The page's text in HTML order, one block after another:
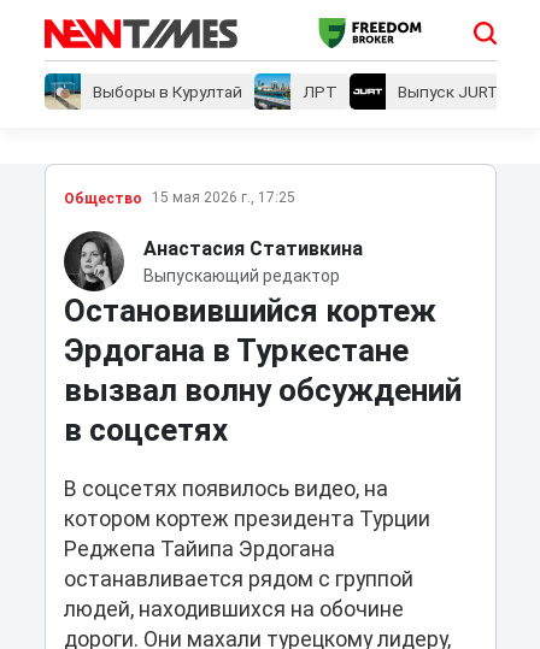
Выборы в Курултай ЛРТ Выпуск JURT
Общество 15 мая 2026 г., 17:25
Анастасия Стативкина
Выпускающий редактор
Остановившийся кортеж
Эрдогана в Туркестане
вызвал волну обсуждений
в соцсетях
В соцсетях появилось видео, на
котором кортеж президента Турции
Реджепа Тайипа Эрдогана
останавливается рядом с группой
людей, находившихся на обочине
дороги. Они махали турецкому лидеру,